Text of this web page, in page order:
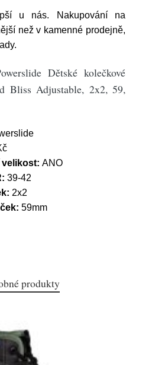
u nás. Nakupování na
než v kamenné prodejně,
Dětské kolečkové
Bliss Adjustable, 2x2, 59,
velikost: ANO
39-42
2x2
59mm
produkty